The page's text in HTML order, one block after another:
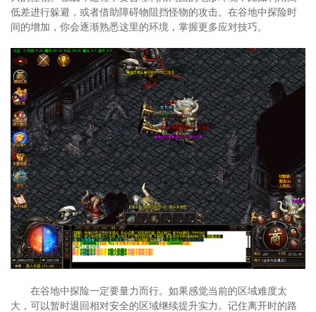
低差进行躲避，或者借助障碍物阻挡怪物的攻击。在谷地中探险时
间的增加，你会逐渐熟悉这里的环境，掌握更多应对技巧。
在谷地中探险一定要量力而行。如果感觉当前的区域难度太
大，可以暂时退回相对安全的区域继续提升实力。记住离开时的路